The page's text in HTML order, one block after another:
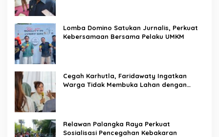
Lomba Domino Satukan Jurnalis, Perkuat
Kebersamaan Bersama Pelaku UMKM
Cegah Karhutla, Faridawaty Ingatkan
Warga Tidak Membuka Lahan dengan
Relawan Palangka Raya Perkuat
Sosialisasi Pencegahan Kebakaran